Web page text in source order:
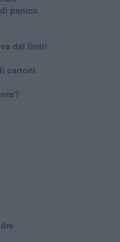
panico
dai limiti
cartoni